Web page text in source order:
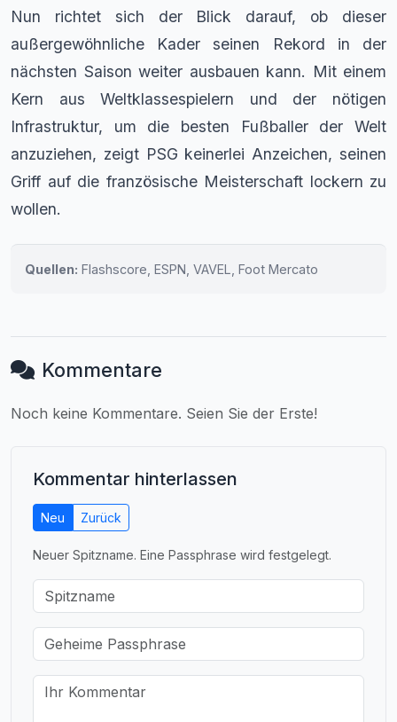
Nun richtet sich der Blick darauf, ob dieser
außergewöhnliche Kader seinen Rekord in der
nächsten Saison weiter ausbauen kann. Mit einem
Kern aus Weltklassespielern und der nötigen
Infrastruktur, um die besten Fußballer der Welt
anzuziehen, zeigt PSG keinerlei Anzeichen, seinen
Griff auf die französische Meisterschaft lockern zu
wollen.
Quellen: Flashscore, ESPN, VAVEL, Foot Mercato
Kommentare
Noch keine Kommentare. Seien Sie der Erste!
Kommentar hinterlassen
Neu Zurück
Neuer Spitzname. Eine Passphrase wird festgelegt.